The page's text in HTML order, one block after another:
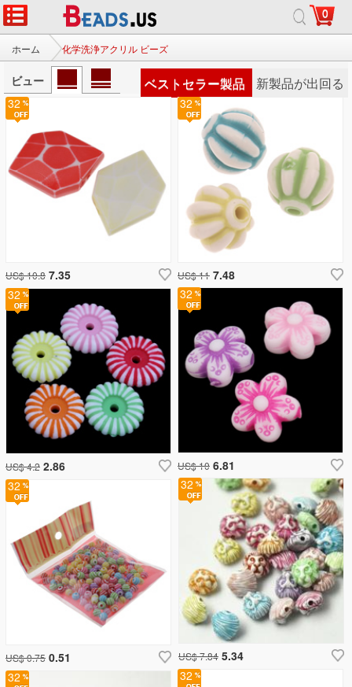
0
ホーム 化学洗浄アクリル ビーズ
ビュー ベストセラー製品 新製品が出回る
32
32
US$ 4.2 2.86
32
US$ 10.8 7.35
32
US$ 11 7.48
32
US$ 0.75 0.51
32
32
US$ 7.84 5.34
32
US$ 10 6.81